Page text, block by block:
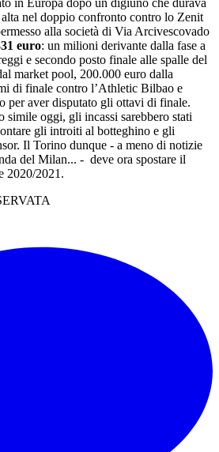
alta nel doppio confronto contro lo Zenit
alla società di Via Arcivescovado
euro: un milioni derivante dalla fase a
e secondo posto finale alle spalle del
market pool, 200.000 euro dalla
di finale contro l’Athletic Bilbao e
per aver disputato gli ottavi di finale.
simile oggi, gli incassi sarebbero stati
gli introiti al botteghino e gli
Il Torino dunque - a meno di notizie
del Milan... - deve ora spostare il
2020/2021.